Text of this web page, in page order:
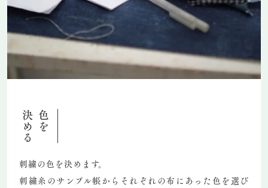
色を
決める
刺繍の色を決めます。
刺繍糸のサンプル帳からそれぞれの布にあった色を選び